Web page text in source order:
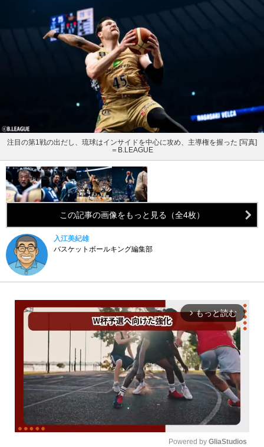
注目の第1戦の出だし、琉球はインサイドを中心に攻め、主導権を握った [写真]
＝B.LEAGUE
この記事の画像をもっと見る（全4枚）
入江美紀雄
バスケットボールキング編集部
arrow_forward_ios もっと読む
Powered by GliaStudios